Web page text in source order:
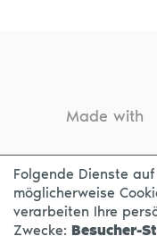
Made with
KONTAKT
Folgende Dienste
möglicherweise
verarbeiten Ihre
Zwecke: Besucher-